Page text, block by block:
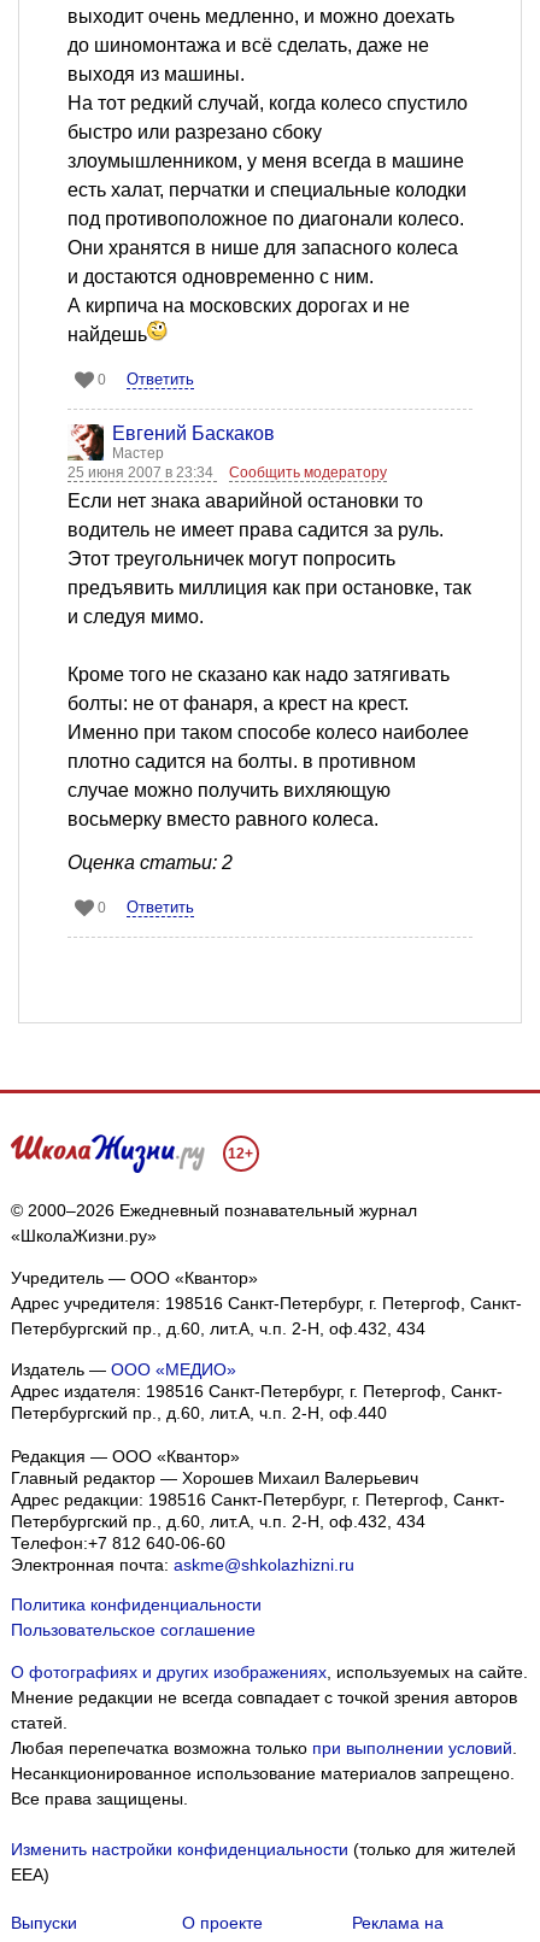
выходит очень медленно, и можно доехать
до шиномонтажа и всё сделать, даже не
выходя из машины.
На тот редкий случай, когда колесо спустило
быстро или разрезано сбоку
злоумышленником, у меня всегда в машине
есть халат, перчатки и специальные колодки
под противоположное по диагонали колесо.
Они хранятся в нише для запасного колеса
и достаются одновременно с ним.
А кирпича на московских дорогах и не
найдешь
0 Ответить
Евгений Баскаков
Мастер
25 июня 2007 в 23:34
Сообщить модератору
Если нет знака аварийной остановки то
водитель не имеет права садится за руль.
Этот треугольничек могут попросить
предъявить миллиция как при остановке, так
и следуя мимо.
Кроме того не сказано как надо затягивать
болты: не от фанаря, а крест на крест.
Именно при таком способе колесо наиболее
плотно садится на болты. в противном
случае можно получить вихляющую
восьмерку вместо равного колеса.
Оценка статьи: 2
0 Ответить
12+
© 2000–2026 Ежедневный познавательный журнал
«ШколаЖизни.ру»
Учредитель — ООО «Квантор»
Адрес учредителя: 198516 Санкт-Петербург, г. Петергоф, Санкт-
Петербургский пр., д.60, лит.А, ч.п. 2-Н, оф.432, 434
Издатель — ООО «МЕДИО»
Адрес издателя: 198516 Санкт-Петербург, г. Петергоф, Санкт-
Петербургский пр., д.60, лит.А, ч.п. 2-Н, оф.440
Редакция — ООО «Квантор»
Главный редактор — Хорошев Михаил Валерьевич
Адрес редакции: 198516 Санкт-Петербург, г. Петергоф, Санкт-
Петербургский пр., д.60, лит.А, ч.п. 2-Н, оф.432, 434
Телефон:+7 812 640-06-60
Электронная почта: askme@shkolazhizni.ru
Политика конфиденциальности
Пользовательское соглашение
О фотографиях и других изображениях, используемых на сайте.
Мнение редакции не всегда совпадает с точкой зрения авторов
статей.
Любая перепечатка возможна только при выполнении условий.
Несанкционированное использование материалов запрещено.
Все права защищены.
Изменить настройки конфиденциальности (только для жителей
EEA)
Выпуски О проекте
Реклама на